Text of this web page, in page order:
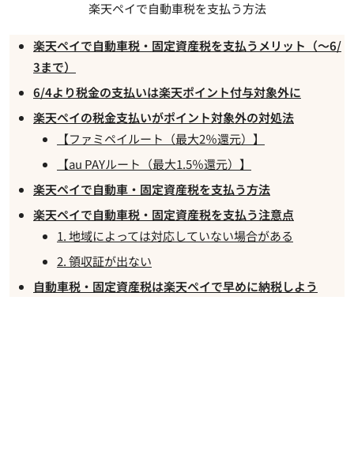
楽天ペイで自動車税を支払う方法
楽天ペイで自動車税・固定資産税を支払うメリット（～6/
3まで）
6/4より税金の支払いは楽天ポイント付与対象外に
楽天ペイの税金支払いがポイント対象外の対処法
【ファミペイルート（最大2％還元）】
【au PAYルート（最大1.5％還元）】
楽天ペイで自動車・固定資産税を支払う方法
楽天ペイで自動車税・固定資産税を支払う注意点
1. 地域によっては対応していない場合がある
2. 領収証が出ない
自動車税・固定資産税は楽天ペイで早めに納税しよう